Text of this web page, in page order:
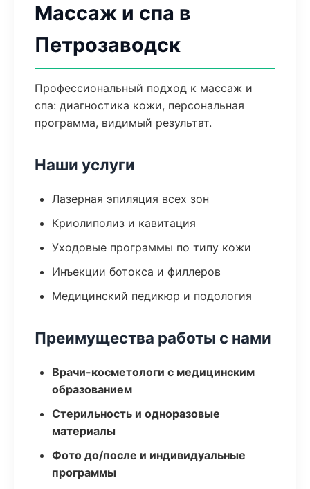
Массаж и спа в
Петрозаводск
Профессиональный подход к массаж и
спа: диагностика кожи, персональная
программа, видимый результат.
Наши услуги
Лазерная эпиляция всех зон
Криолиполиз и кавитация
Уходовые программы по типу кожи
Инъекции ботокса и филлеров
Медицинский педикюр и подология
Преимущества работы с нами
Врачи-косметологи с медицинским
образованием
Стерильность и одноразовые
материалы
Фото до/после и индивидуальные
программы